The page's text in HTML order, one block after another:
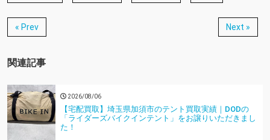
« Prev Next »
関連記事
2026/08/06
【宅配買取】埼玉県加須市のテント買取実績｜DODの
「ライダーズバイクインテント」をお譲りいただきまし
た！